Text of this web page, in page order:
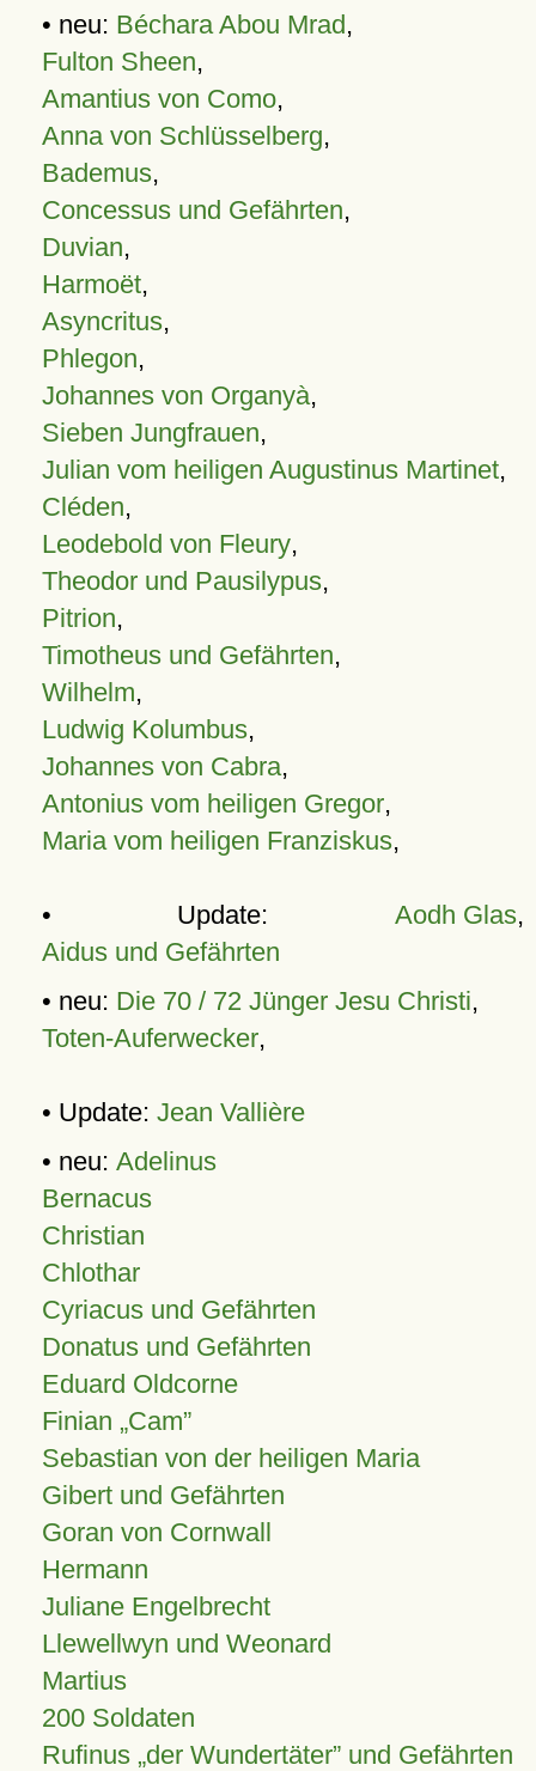
• neu: Béchara Abou Mrad,
Fulton Sheen,
Amantius von Como,
Anna von Schlüsselberg,
Bademus,
Concessus und Gefährten,
Duvian,
Harmoët,
Asyncritus,
Phlegon,
Johannes von Organyà,
Sieben Jungfrauen,
Julian vom heiligen Augustinus Martinet,
Cléden,
Leodebold von Fleury,
Theodor und Pausilypus,
Pitrion,
Timotheus und Gefährten,
Wilhelm,
Ludwig Kolumbus,
Johannes von Cabra,
Antonius vom heiligen Gregor,
Maria vom heiligen Franziskus,
• Update: Aodh Glas,
Aidus und Gefährten
• neu: Die 70 / 72 Jünger Jesu Christi,
Toten-Auferwecker,
• Update: Jean Vallière
• neu: Adelinus
Bernacus
Christian
Chlothar
Cyriacus und Gefährten
Donatus und Gefährten
Eduard Oldcorne
Finian Cam
Sebastian von der heiligen Maria
Gibert und Gefährten
Goran von Cornwall
Hermann
Juliane Engelbrecht
Llewellwyn und Weonard
Martius
200 Soldaten
Rufinus „der Wundertäter” und Gefährten